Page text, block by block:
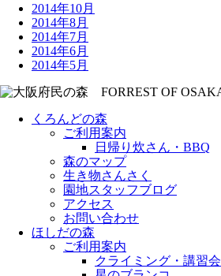
2014年10月
2014年8月
2014年7月
2014年6月
2014年5月
くろんどの森
ご利用案内
日帰り炊さん・BBQ
森のマップ
生き物さんさく
園地スタッフブログ
アクセス
お問い合わせ
ほしだの森
ご利用案内
クライミング・講習会